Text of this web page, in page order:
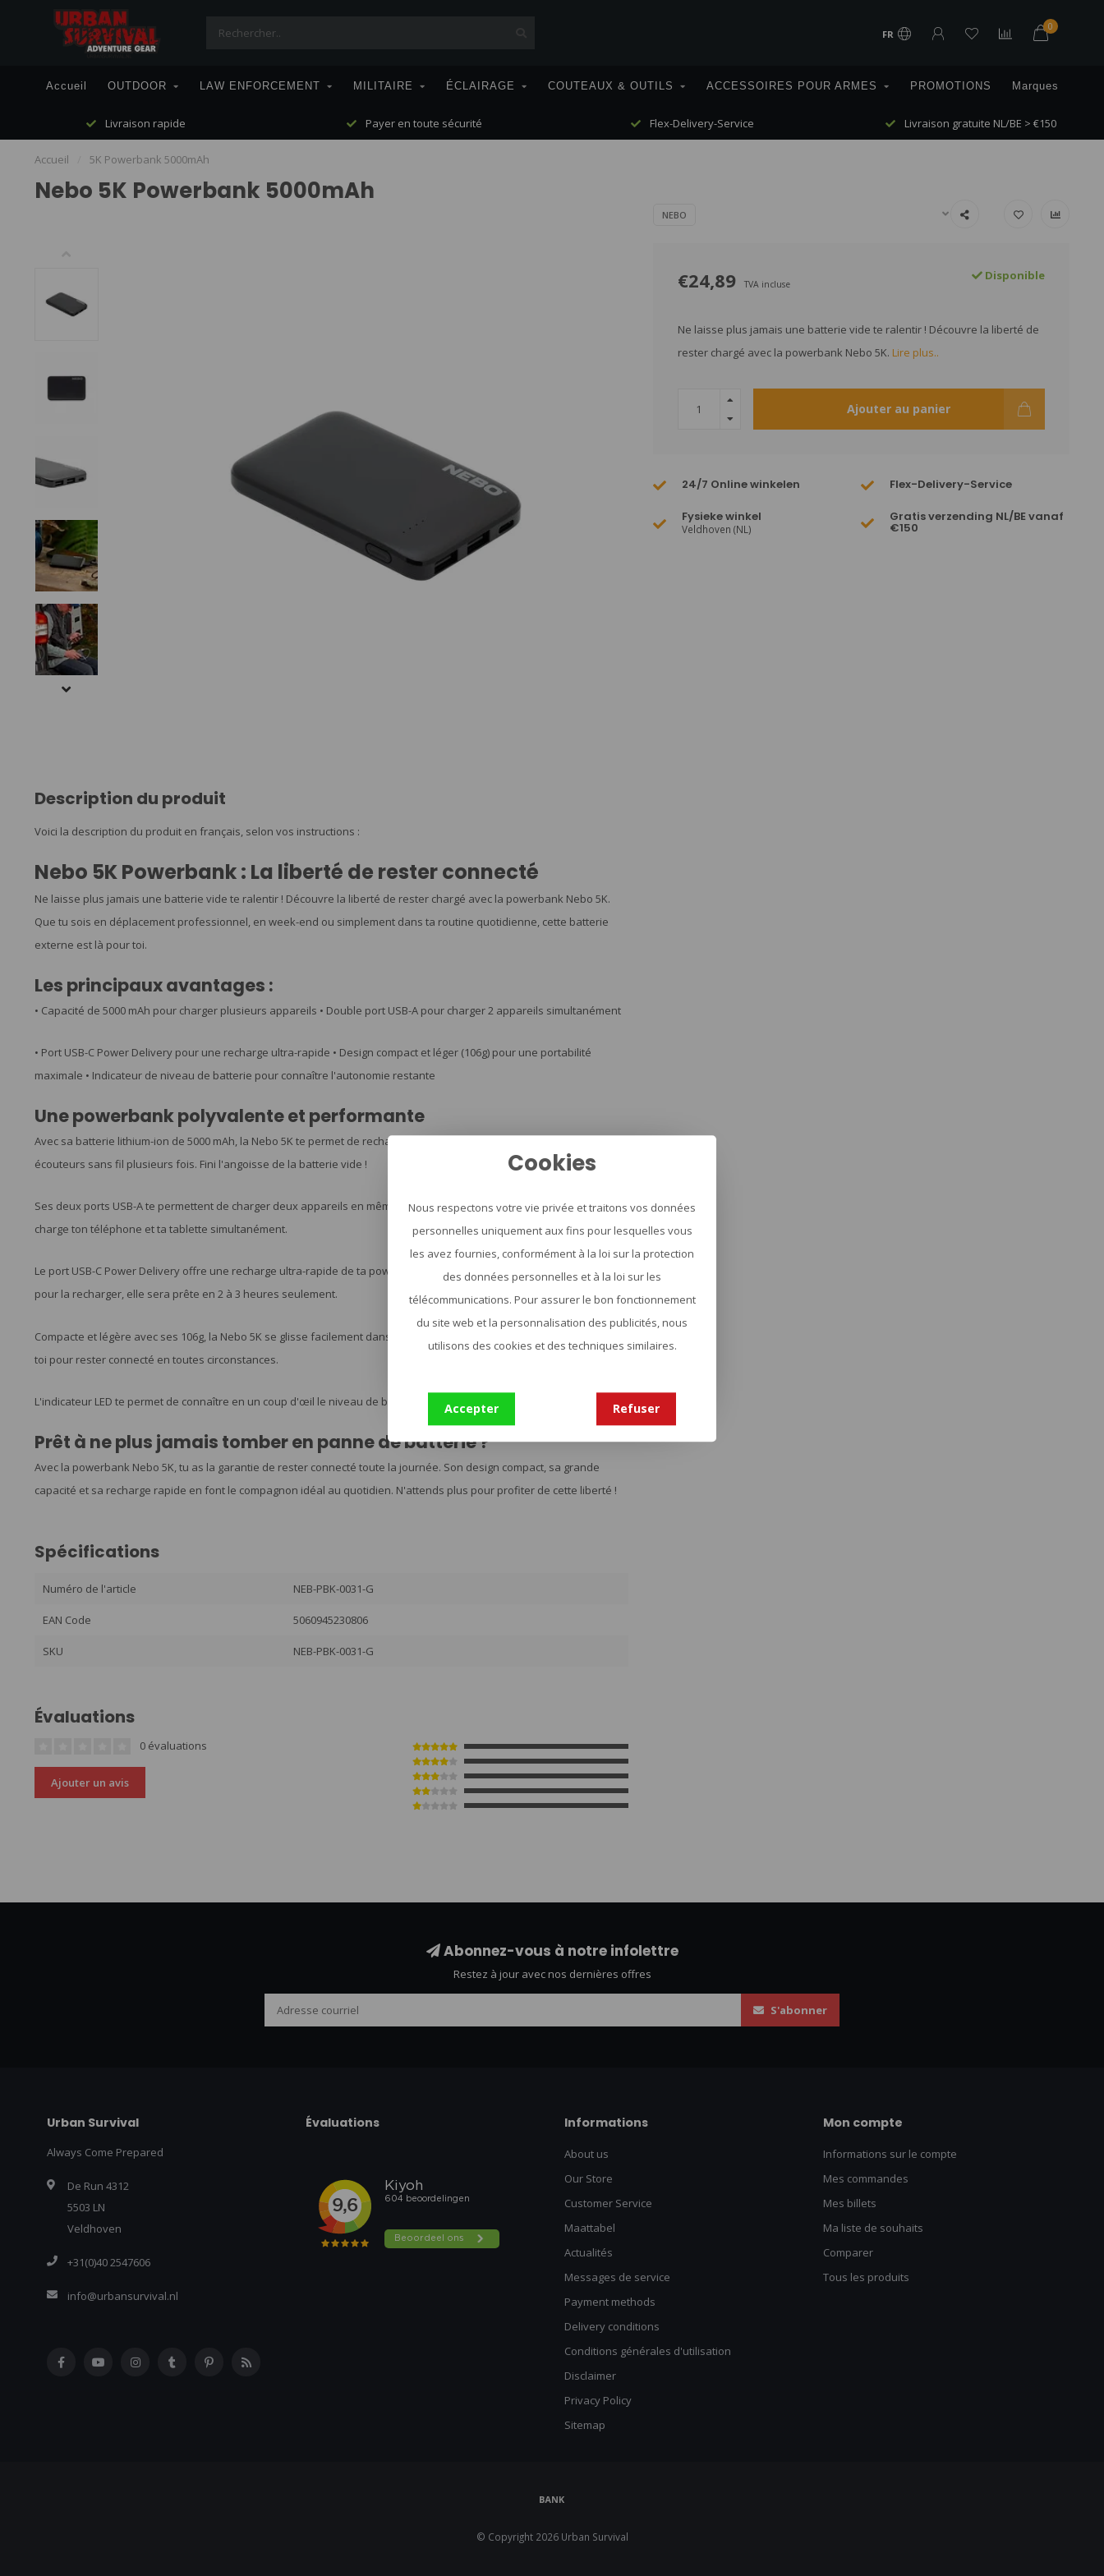
FR
0
Accueil OUTDOOR LAW ENFORCEMENT MILITAIRE ÉCLAIRAGE COUTEAUX & OUTILS ACCESSOIRES POUR ARMES PROMOTIONS Marques
Livraison rapide Payer en toute sécurité Flex-Delivery-Service Livraison gratuite NL/BE > €150
Accueil 5K Powerbank 5000mAh
Nebo 5K Powerbank 5000mAh
NEBO
€24,89 TVA incluse
Disponible
Ne laisse plus jamais une batterie vide te ralentir ! Découvre la liberté de
rester chargé avec la powerbank Nebo 5K. Lire plus..
Ajouter au panier
24/7 Online winkelen Flex-Delivery-Service
Fysieke winkel
Veldhoven (NL)
Gratis verzending NL/BE vanaf
€150
Description du produit
Voici la description du produit en français, selon vos instructions :
Nebo 5K Powerbank : La liberté de rester connecté
Ne laisse plus jamais une batterie vide te ralentir ! Découvre la liberté de rester chargé avec la powerbank Nebo 5K.
Que tu sois en déplacement professionnel, en week-end ou simplement dans ta routine quotidienne, cette batterie
externe est là pour toi.
Les principaux avantages :
• Capacité de 5000 mAh pour charger plusieurs appareils • Double port USB-A pour charger 2 appareils simultanément
• Port USB-C Power Delivery pour une recharge ultra-rapide • Design compact et léger (106g) pour une portabilité
maximale • Indicateur de niveau de batterie pour connaître l'autonomie restante
Une powerbank polyvalente et performante
Avec sa batterie lithium-ion de 5000 mAh, la Nebo 5K te permet de recharger ton smartphone, ta tablette ou tes
écouteurs sans fil plusieurs fois. Fini l'angoisse de la batterie vide !
Ses deux ports USB-A te permettent de charger deux appareils en même temps. Partage la puissance avec tes amis ou
charge ton téléphone et ta tablette simultanément.
Le port USB-C Power Delivery offre une recharge ultra-rapide de ta powerbank. Plus besoin d'attendre des heures
pour la recharger, elle sera prête en 2 à 3 heures seulement.
Compacte et légère avec ses 106g, la Nebo 5K se glisse facilement dans une poche ou un sac. Emporte-la partout avec
toi pour rester connecté en toutes circonstances.
L'indicateur LED te permet de connaître en un coup d'œil le niveau de batterie restant. Plus de mauvaises surprises !
Prêt à ne plus jamais tomber en panne de batterie ?
Avec la powerbank Nebo 5K, tu as la garantie de rester connecté toute la journée. Son design compact, sa grande
capacité et sa recharge rapide en font le compagnon idéal au quotidien. N'attends plus pour profiter de cette liberté !
Spécifications
Numéro de l'article NEB-PBK-0031-G
EAN Code 5060945230806
SKU NEB-PBK-0031-G
Évaluations
0 évaluations
Ajouter un avis
Abonnez-vous à notre infolettre
Restez à jour avec nos dernières offres
S'abonner
Urban Survival
Always Come Prepared
De Run 4312
5503 LN
Veldhoven
+31(0)40 2547606
info@urbansurvival.nl
Évaluations Informations
About us
Our Store
Customer Service
Maattabel
Actualités
Messages de service
Payment methods
Delivery conditions
Conditions générales d'utilisation
Disclaimer
Privacy Policy
Sitemap
Mon compte
Informations sur le compte
Mes commandes
Mes billets
Ma liste de souhaits
Comparer
Tous les produits
© Copyright 2026 Urban Survival
Cookies
Nous respectons votre vie privée et traitons vos données
personnelles uniquement aux fins pour lesquelles vous
les avez fournies, conformément à la loi sur la protection
des données personnelles et à la loi sur les
télécommunications. Pour assurer le bon fonctionnement
du site web et la personnalisation des publicités, nous
utilisons des cookies et des techniques similaires.
Accepter Refuser